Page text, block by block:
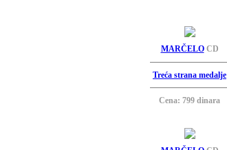
MARČELOCD
Treća strana medalje
Cena: 799 dinara